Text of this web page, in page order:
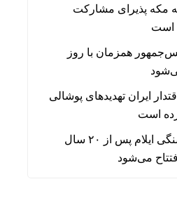
مکه پذیرای مشارکت
است
همزمان با روز
ایران تهدیدهای پوشالی
است
بزرگترین سازه سنگی ایلام پس از ۲۰ سال
می‌شود